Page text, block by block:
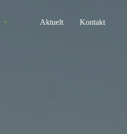
Aktuelt Kontakt